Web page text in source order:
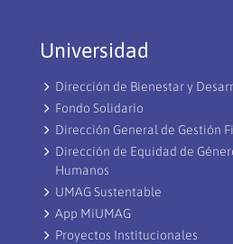
Universidad
Dirección de Bienestar y
Fondo Solidario
Dirección General de Gestión
Dirección de Equidad de
Humanos
UMAG Sustentable
App MiUMAG
Proyectos Institucionales